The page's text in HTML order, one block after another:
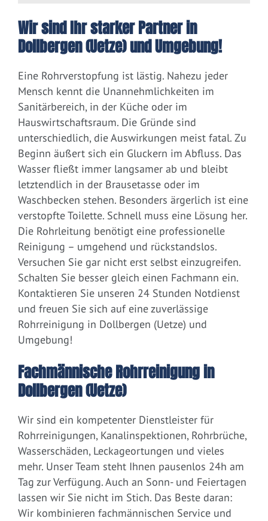
Wir sind Ihr starker Partner in
Dollbergen (Uetze) und Umgebung!
Eine Rohrverstopfung ist lästig. Nahezu jeder
Mensch kennt die Unannehmlichkeiten im
Sanitärbereich, in der Küche oder im
Hauswirtschaftsraum. Die Gründe sind
unterschiedlich, die Auswirkungen meist fatal. Zu
Beginn äußert sich ein Gluckern im Abfluss. Das
Wasser fließt immer langsamer ab und bleibt
letztendlich in der Brausetasse oder im
Waschbecken stehen. Besonders ärgerlich ist eine
verstopfte Toilette. Schnell muss eine Lösung her.
Die Rohrleitung benötigt eine professionelle
Reinigung – umgehend und rückstandslos.
Versuchen Sie gar nicht erst selbst einzugreifen.
Schalten Sie besser gleich einen Fachmann ein.
Kontaktieren Sie unseren 24 Stunden Notdienst
und freuen Sie sich auf eine zuverlässige
Rohrreinigung in Dollbergen (Uetze) und
Umgebung!
Fachmännische Rohrreinigung in
Dollbergen (Uetze)
Wir sind ein kompetenter Dienstleister für
Rohrreinigungen, Kanalinspektionen, Rohrbrüche,
Wasserschäden, Leckageortungen und vieles
mehr. Unser Team steht Ihnen pausenlos 24h am
Tag zur Verfügung. Auch an Sonn- und Feiertagen
lassen wir Sie nicht im Stich. Das Beste daran:
Wir kombinieren fachmännischen Service und